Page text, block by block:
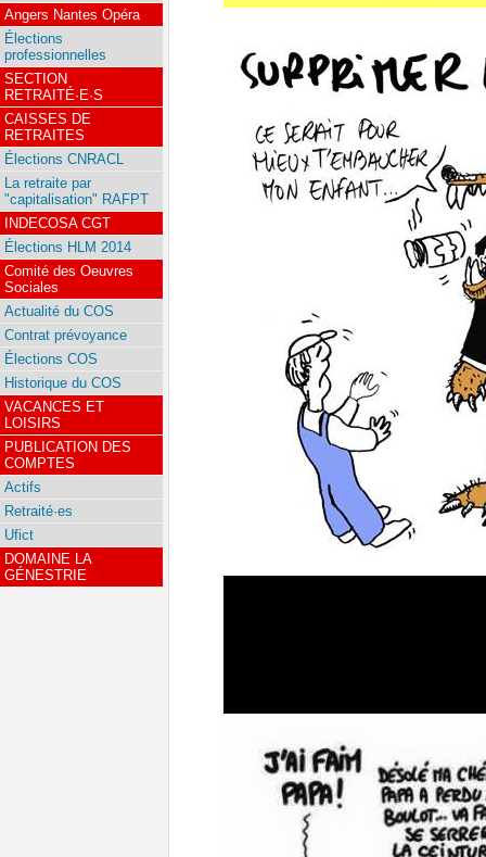
Angers Nantes Opéra
Élections
professionnelles
SECTION
RETRAITÉ·E·S
CAISSES DE
RETRAITES
Élections CNRACL
La retraite par
"capitalisation" RAFPT
INDECOSA CGT
Élections HLM 2014
Comité des Oeuvres
Sociales
Actualité du COS
Contrat prévoyance
Élections COS
Historique du COS
VACANCES ET
LOISIRS
PUBLICATION DES
COMPTES
Actifs
Retraité·es
Ufict
DOMAINE LA
GÉNESTRIE